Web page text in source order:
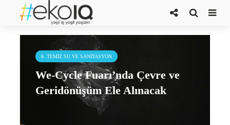
çevko
6. TEMIZ SU VE SANITASYON
We-Cycle Fuarı’nda Çevre ve
Geridönüşüm Ele Alınacak